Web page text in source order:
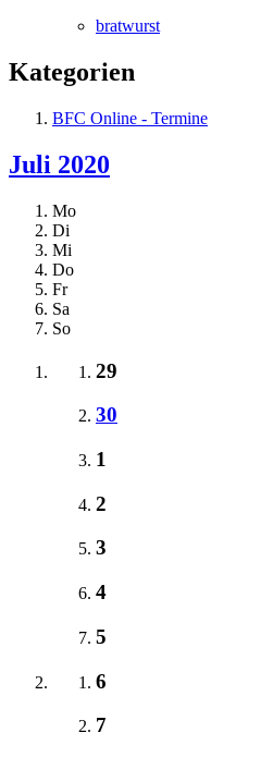
bratwurst
Kategorien
BFC Online - Termine
Juli 2020
Mo
Di
Mi
Do
Fr
Sa
So
29
30
1
2
3
4
5
6
7